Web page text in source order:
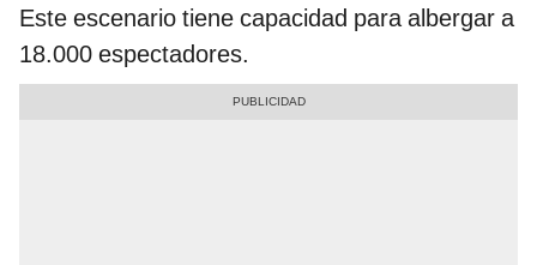
Este escenario tiene capacidad para albergar a
18.000 espectadores.